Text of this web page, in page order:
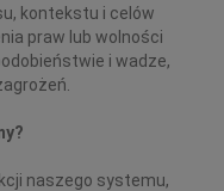
kontekstu i celów
praw lub wolności
i wadze,
naszego systemu,